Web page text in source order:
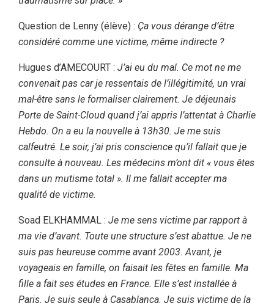
Question de Lenny (élève) : Ça vous dérange d’être
considéré comme une victime, même indirecte ?
Hugues d’AMECOURT : J’ai eu du mal. Ce mot ne me
convenait pas car je ressentais de l’illégitimité, un vrai
mal-être sans le formaliser clairement. Je déjeunais
Porte de Saint-Cloud quand j’ai appris l’attentat à Charlie
Hebdo. On a eu la nouvelle à 13h30. Je me suis
calfeutré. Le soir, j’ai pris conscience qu’il fallait que je
consulte à nouveau. Les médecins m’ont dit « vous êtes
dans un mutisme total ». Il me fallait accepter ma
qualité de victime.
Soad ELKHAMMAL : Je me sens victime par rapport à
ma vie d’avant. Toute une structure s’est abattue. Je ne
suis pas heureuse comme avant 2003. Avant, je
voyageais en famille, on faisait les fêtes en famille. Ma
fille a fait ses études en France. Elle s’est installée à
Paris. Je suis seule à Casablanca. Je suis victime de la